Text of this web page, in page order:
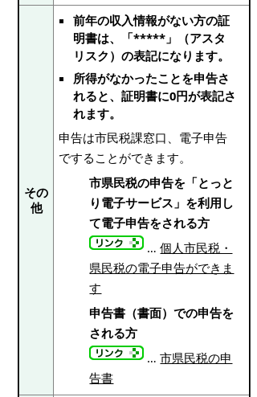
その
他
前年の収入情報がない方の証
明書は、「*****」（アスタ
リスク）の表記になります。
所得がなかったことを申告さ
れると、証明書に0円が表記さ
れます。
申告は市民税課窓口、電子申告
ですることができます。
市県民税の申告を「とっと
り電子サービス」を利用し
て電子申告をされる方
…個人市民税・
県民税の電子申告ができま
す
申告書（書面）での申告を
される方
…市県民税の申
告書